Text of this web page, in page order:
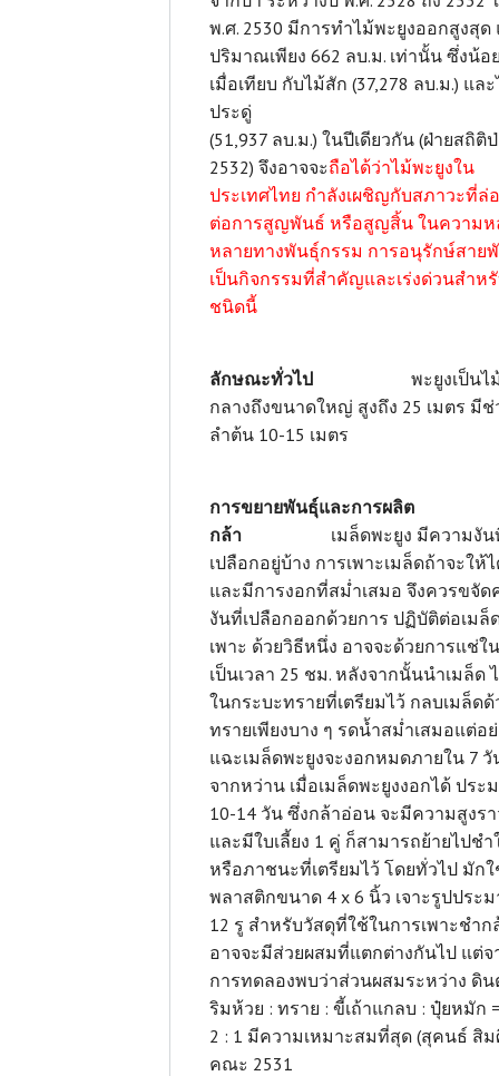
พ.ศ. 2530 มีการทำไม้พะยูงออกสูงสุด
ปริมาณเพียง 662 ลบ.ม. เท่านั้น ซึ่งน้อ
เมื่อเทียบ กับไม้สัก (37,278 ลบ.ม.) แล
ประดู่
(51,937 ลบ.ม.) ในปีเดียวกัน (ฝ่ายสถิติ
2532) จึงอาจจะถือได้ว่าไม้พะยูงใน
ประเทศไทย กำลังเผชิญกับสภาวะที่ล่
ต่อการสูญพันธ์ หรือสูญสิ้น ในความห
หลายทางพันธุ์กรรม การอนุรักษ์สาย
เป็นกิจกรรมที่สำคัญและเร่งด่วนสำห
ชนิดนี้
ลักษณะทั่วไป
พะยูงเป็นไม้
กลางถึงขนาดใหญ่ สูงถึง 25 เมตร มีช่
ลำต้น 10-15 เมตร
การขยายพันธุ์และการผลิต
กล้า
เมล็ดพะยูง มีความงัน
เปลือกอยู่บ้าง การเพาะเมล็ดถ้าจะให้
และมีการงอกที่สม่ำเสมอ จึงควรขจัด
งันที่เปลือกออกด้วยการ ปฏิบัติต่อเมล็
เพาะ ด้วยวิธีหนึ่ง อาจจะด้วยการแช่ใ
เป็นเวลา 25 ชม. หลังจากนั้นนำเมล็ด
ในกระบะทรายที่เตรียมไว้ กลบเมล็ดด้
ทรายเพียงบาง ๆ รดน้ำสม่ำเสมอแต่อ
แฉะเมล็ดพะยูงจะงอกหมดภายใน 7
จากหว่าน เมื่อเมล็ดพะยูงงอกได้ ประ
10-14 วัน ซึ่งกล้าอ่อน จะมีความสูงร
และมีใบเลี้ยง 1 คู่ ก็สามารถย้ายไปชำ
หรือภาชนะที่เตรียมไว้ โดยทั่วไป มัก
พลาสติกขนาด 4 x 6 นิ้ว เจาะรูปประ
12 รู สำหรับวัสดุที่ใช้ในการเพาะชำก
อาจจะมีส่วยผสมที่แตกต่างกันไป แต่จ
การทดลองพบว่าส่วนผสมระหว่าง ดิ
ริมห้วย : ทราย : ขี้เถ้าแกลบ : ปุ๋ยหมัก
2 : 1 มีความเหมาะสมที่สุด (สุคนธ์ สิ
คณะ 2531